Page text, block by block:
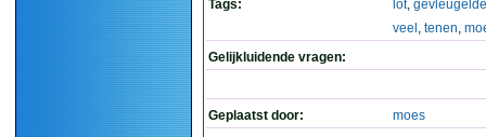
Tags:
lot, gevleugelde
veel , tenen,
Gelijkluidende vragen:
Geplaatst door: moes